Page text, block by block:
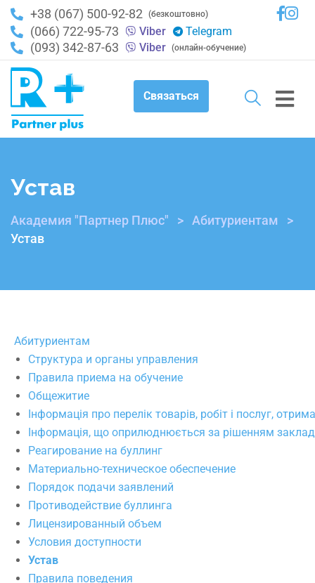
+38 (067) 500-92-82 (безкоштовно)
(066) 722-95-73 Viber Telegram
(093) 342-87-63 Viber (онлайн-обучение)
Связаться
Устав
Академия "Партнер Плюс" > Абитуриентам
>
Устав
Абитуриентам
Структура и органы управления
Правила приема на обучение
Общежитие
Інформація про перелік товарів, робіт і послуг,
Інформація, що оприлюднюється за рішенням
Реагирование на буллинг
Материально-техническое обеспечение
Порядок подачи заявлений
Противодействие буллинга
Лицензированный объем
Условия доступности
Устав
Правила поведения